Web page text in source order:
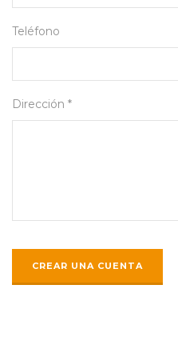
Teléfono
Dirección *